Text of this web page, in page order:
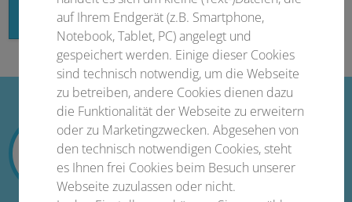
16
Stunden
36
Minuten
auf Ihrem Endgerät (z.B. Smartphone,
Notebook, Tablet, PC) angelegt und
gespeichert werden. Einige dieser Cookies
sind technisch notwendig, um die Webseite
zu betreiben, andere Cookies dienen dazu
die Funktionalität der Webseite zu erweitern
oder zu Marketingzwecken. Abgesehen von
den technisch notwendigen Cookies, steht
es Ihnen frei Cookies beim Besuch unserer
Webseite zuzulassen oder nicht.